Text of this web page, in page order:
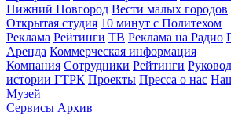
Нижний Новгород Вести малых городов
Открытая студия 10 минут с Политехом
Реклама Рейтинги ТВ Реклама на Радио
Аренда Коммерческая информация
Компания Сотрудники Рейтинги
истории ГТРК Проекты Пресса о нас
Музей
Сервисы Архив